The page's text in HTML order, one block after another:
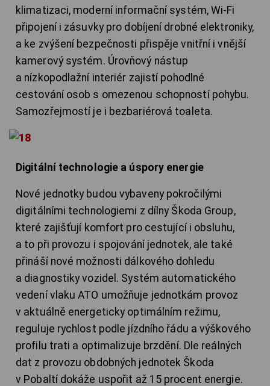
klimatizaci, moderní informační systém, Wi-Fi
připojení i zásuvky pro dobíjení drobné elektroniky,
a ke zvýšení bezpečnosti přispěje vnitřní i vnější
kamerový systém. Úrovňový nástup
a nízkopodlažní interiér zajistí pohodlné
cestování osob s omezenou schopností pohybu.
Samozřejmostí je i bezbariérová toaleta.
Digitální technologie a úspory energie
Nové jednotky budou vybaveny pokročilými
digitálními technologiemi z dílny Škoda Group,
které zajišťují komfort pro cestující i obsluhu,
a to při provozu i spojování jednotek, ale také
přináší nové možnosti dálkového dohledu
a diagnostiky vozidel. Systém automatického
vedení vlaku ATO umožňuje jednotkám provoz
v aktuálně energeticky optimálním režimu,
reguluje rychlost podle jízdního řádu a výškového
profilu trati a optimalizuje brzdění. Dle reálných
dat z provozu obdobných jednotek Škoda
v Pobaltí dokáže uspořit až 15 procent energie.